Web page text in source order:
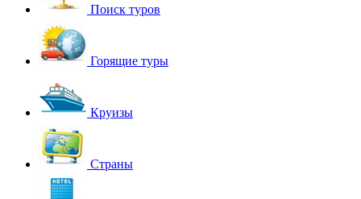
Поиск туров
Горящие туры
Круизы
Страны